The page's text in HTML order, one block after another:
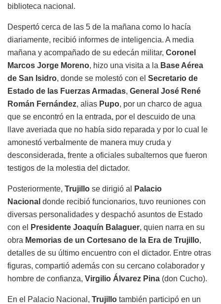
biblioteca nacional.
Despertó cerca de las 5 de la mañana como lo hacía
diariamente, recibió informes de inteligencia. A media
mañana y acompañado de su edecán militar, Coronel
Marcos Jorge Moreno, hizo una visita a la Base Aérea
de San Isidro, donde se molestó con el Secretario de
Estado de las Fuerzas Armadas, General José René
Román Fernández, alias Pupo, por un charco de agua
que se encontró en la entrada, por el descuido de una
llave averiada que no había sido reparada y por lo cual le
amonestó verbalmente de manera muy cruda y
desconsiderada, frente a oficiales subalternos que fueron
testigos de la molestia del dictador.
Posteriormente, Trujillo se dirigió al
Palacio
Nacional donde recibió funcionarios, tuvo reuniones con
diversas personalidades y despachó asuntos de Estado
con el
Presidente Joaquín Balaguer, quien narra en su
obra Memorias de un Cortesano de la Era de Trujillo,
detalles de su último encuentro con el dictador. Entre otras
figuras, compartió además con su cercano colaborador y
hombre de confianza, Virgilio Álvarez Pina (don Cucho).
En el Palacio Nacional, Trujillo también participó en un